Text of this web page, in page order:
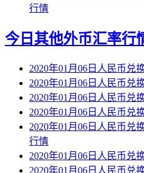
行情
今日其他外币汇率行
2020年01月06日人民币兑
2020年01月06日人民币兑
2020年01月06日人民币兑
2020年01月06日人民币兑
2020年01月06日人民币兑
行情
2020年01月06日人民币兑
2020年01月06日人民币兑